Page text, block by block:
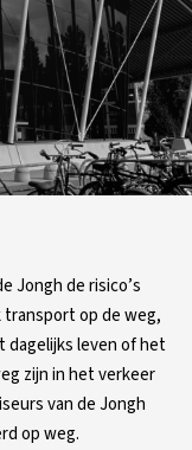
Jongh de risico’s
transport op de weg,
dagelijks leven of het
zijn in het verkeer
van de Jongh
op weg.